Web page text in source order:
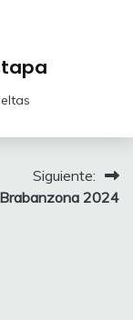
Siguiente:
2024